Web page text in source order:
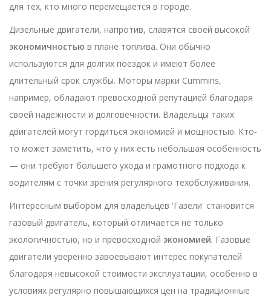
для тех, кто много перемещается в городе.
Дизельные двигатели, напротив, славятся своей высокой
экономичностью в плане топлива. Они обычно
используются для долгих поездок и имеют более
длительный срок службы. Моторы марки Cummins,
например, обладают превосходной репутацией благодаря
своей надежности и долговечности. Владельцы таких
двигателей могут гордиться экономией и мощностью. Кто-
то может заметить, что у них есть небольшая особенность
— они требуют большего ухода и грамотного подхода к
водителям с точки зрения регулярного техобслуживания.
Интересным выбором для владельцев 'Газели' становится
газовый двигатель, который отличается не только
экологичностью, но и превосходной экономией. Газовые
двигатели уверенно завоевывают интерес покупателей
благодаря невысокой стоимости эксплуатации, особенно в
условиях регулярно повышающихся цен на традиционные